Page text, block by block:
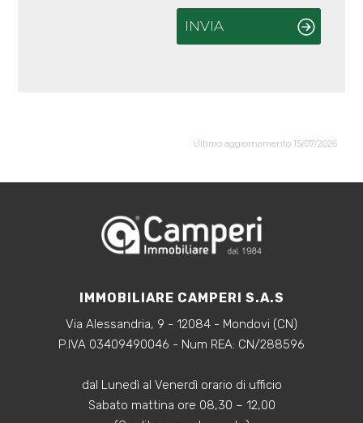
INVIA
Ultimo aggiornamento 15/07/2026
IMMOBILIARE CAMPERI S.A.S
Via Alessandria, 9 - 12084 - Mondovi (CN)
P.IVA 03409490046 - Num REA: CN/288596
dal Lunedì al Venerdì orario di ufficio
Sabato mattina ore 08,30 – 12,00